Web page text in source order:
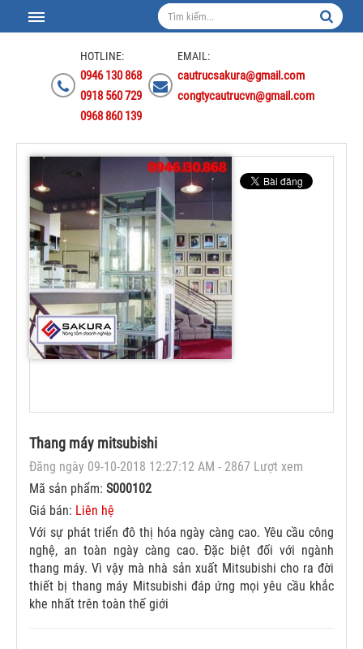
HOTLINE:
0946 130 868
0918 560 729
0968 860 139
EMAIL:
cautrucsakura@gmail.com
congtycautrucvn@gmail.com
Thang máy mitsubishi
Đăng ngày 09-10-2018 12:27:12 AM - 2867 Lượt xem
Mã sản phẩm: S000102
Giá bán: Liên hệ
Với sự phát triển đô thị hóa ngày càng cao. Yêu cầu công
nghệ, an toàn ngày càng cao. Đặc biệt đối với ngành
thang máy. Vì vậy mà nhà sản xuất Mitsubishi cho ra đời
thiết bị thang máy Mitsubishi đáp ứng mọi yêu cầu khắc
khe nhất trên toàn thế giới